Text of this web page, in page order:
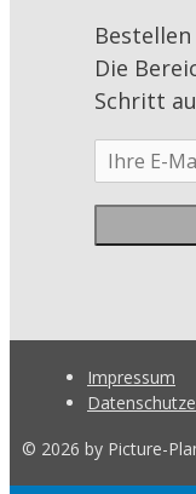
Die
Schritt
Impressum
© 2026 by Picture-